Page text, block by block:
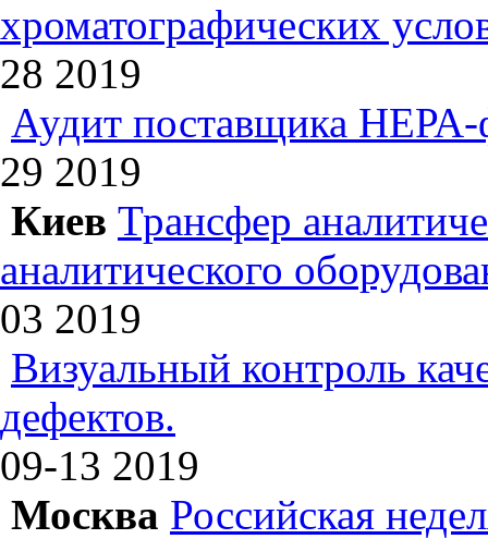
хроматографических
28 2019
Аудит поставщика НЕРА-
29 2019
Киев Трансфер
аналитического
03 2019
Визуальный контроль
дефектов.
09-13 2019
Москва Российская